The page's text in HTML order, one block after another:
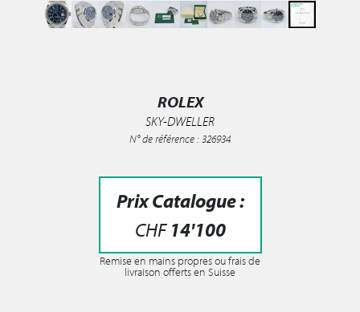
ROLEX
SKY-DWELLER
N° de référence : 326934
Prix Catalogue :
CHF14'100
Remise en mains propres ou frais de
livraison offerts en Suisse